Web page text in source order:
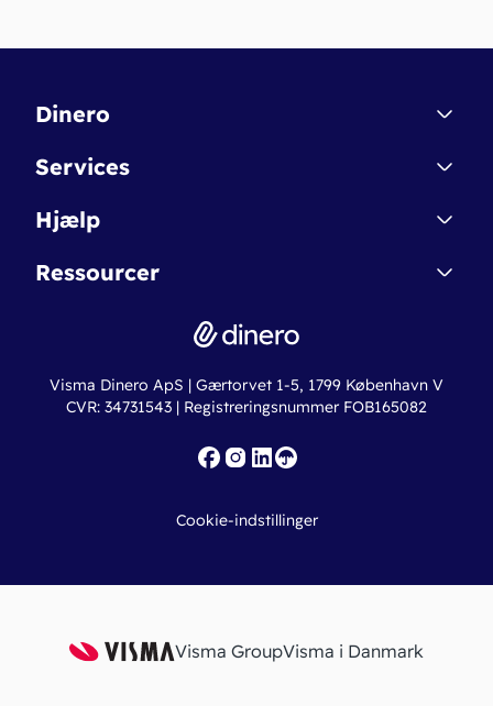
Dinero
Kontakt
Betingelser & Sikkerhed
Nye funktioner
Services
Dinero Starter
Dinero Pro
Erhvervslån
Fakturaskabeloner
Hjælp
Regnskabsordbogen
Online regnskabskurser
Ressourcer
Ny virksomhed
Iværksætterlegat
Visma Dinero ApS | Gærtorvet 1-5, 1799 København V
CVR: 34731543 | Registreringsnummer FOB165082
Cookie-indstillinger
Visma GroupVisma i Danmark